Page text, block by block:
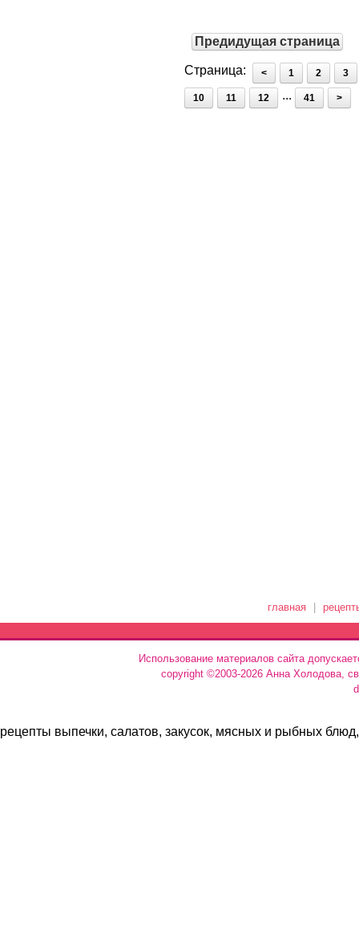
Предидущая страница
Страница: < 1 2 3
10 11 12 ... 41 >
главная
Использование материалов сайта
copyright ©2003-2026 Анна Холодова,
рецепты выпечки, салатов, закусок, мясных и рыбных